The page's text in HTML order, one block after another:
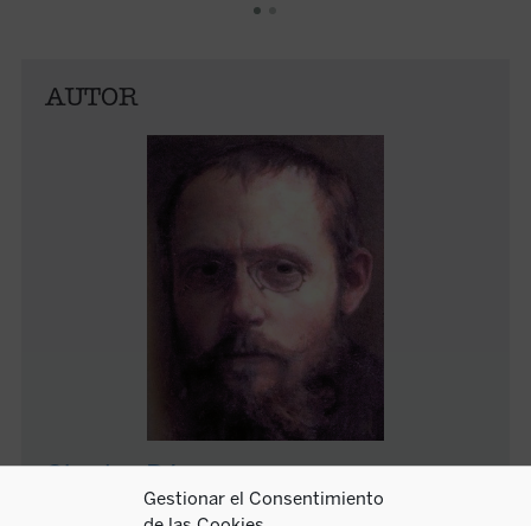
Gestionar el Consentimiento
AUTOR
Charles Péguy